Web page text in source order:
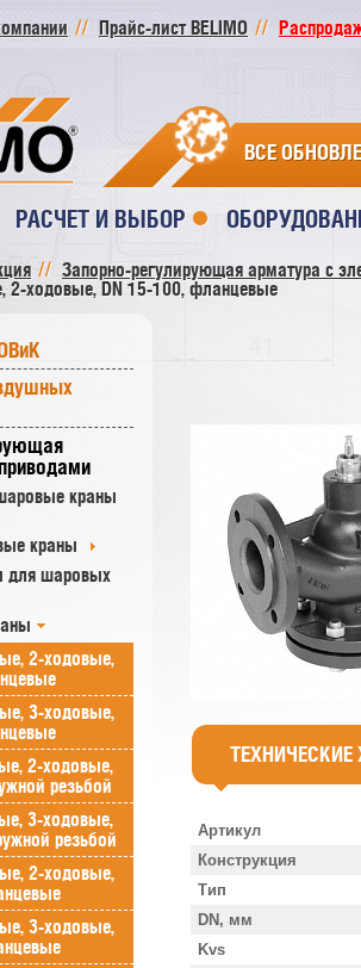
Прайс-лист BELIMO
ВСЕ
РАСЧЕТ И ВЫБОР
Запорно-регулирующая арматура с
2-ходовые, DN 15-100, фланцевые
краны
краны
для шаровых
2-ходовые,
3-ходовые,
2-ходовые,
резьбой
3-ходовые,
резьбой
2-ходовые,
3-ходовые,
Артикул
Конструкция
Тип
DN, мм
Kvs